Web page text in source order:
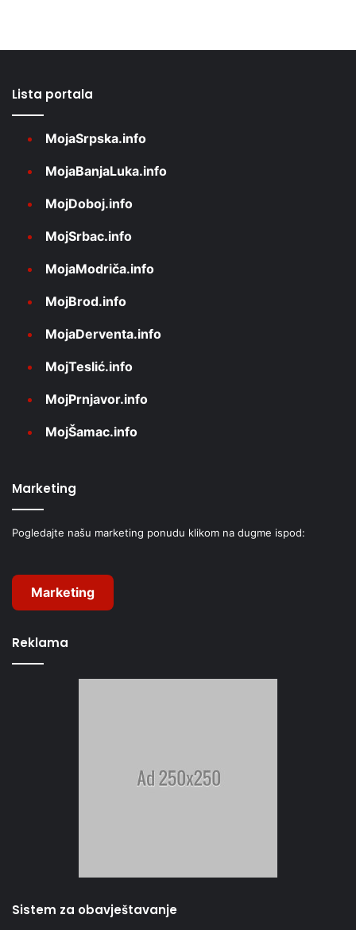
Lista portala
MojaSrpska.info
MojaBanjaLuka.info
MojDoboj.info
MojSrbac.info
MojaModriča.info
MojBrod.info
MojaDerventa.info
MojTeslić.info
MojPrnjavor.info
MojŠamac.info
Marketing
Pogledajte našu marketing ponudu klikom na dugme ispod:
Marketing
Reklama
Sistem za obavještavanje